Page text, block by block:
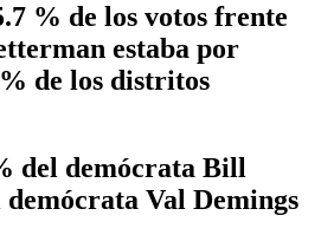
% de los votos frente
estaba por
de los distritos
del demócrata Bill
Val Demings